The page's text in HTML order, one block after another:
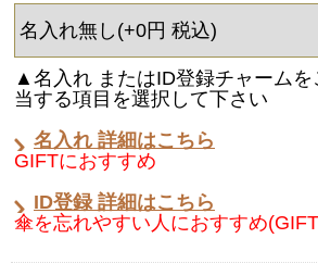
▲名入れ またはID登録チャーム
当する項目を選択して下さい
名入れ 詳細はこちら
GIFTにおすすめ
ID登録 詳細はこちら
傘を忘れやすい人におすすめ